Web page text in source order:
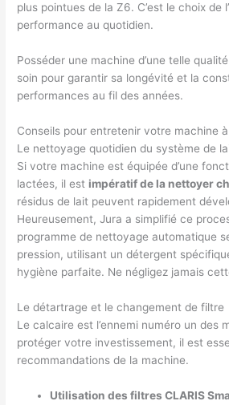
plus pointues de la Z6. C’est le choix de
performance au quotidien.
Posséder une machine d’une telle
soin pour garantir sa longévité et la
performances au fil des années.
Conseils pour entretenir votre machine
Le nettoyage quotidien du système de
Si votre machine est équipée d’une
lactées, il est impératif de la nettoyer
résidus de lait peuvent rapidement
Heureusement, Jura a simplifié ce
programme de nettoyage automatique
pression, utilisant un détergent
hygiène parfaite. Ne négligez jamais
Le détartrage et le changement de filtre
Le calcaire est l’ennemi numéro un des
protéger votre investissement, il est
recommandations de la machine.
Utilisation des filtres CLARIS